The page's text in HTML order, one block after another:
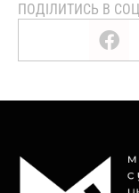
ПОДІЛИТИСЬ В